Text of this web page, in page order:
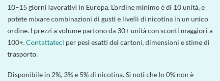
10–15 giorni lavorativi in Europa. L’ordine minimo è di 10 unità, e
potete mixare combinazioni di gusti e livelli di nicotina in un unico
ordine. I prezzi a volume partono da 30+ unità con sconti maggiori a
100+.Contattateci per pesi esatti dei cartoni, dimensioni e stime di
trasporto.
Disponibile in 2%, 3% e 5% di nicotina. Si noti che lo 0% non è